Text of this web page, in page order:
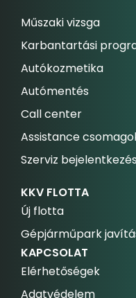
Műszaki vizsga
Karbantartási
Autókozmetika
Autómentés
Call center
Assistance
Szerviz bejelentkezés
KKV FLOTTA
Új flotta
Gépjárműpark
KAPCSOLAT
Elérhetőségek
Adatvédelem